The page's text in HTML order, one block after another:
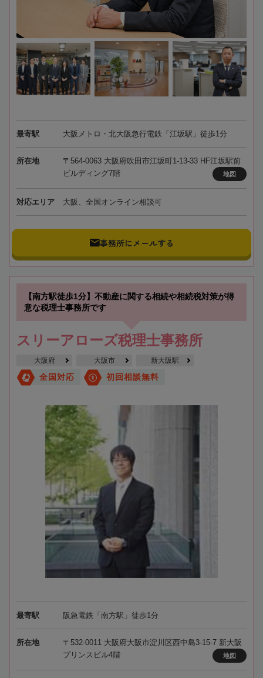
最寄駅 大阪メトロ・北大阪急行電鉄「江坂駅」徒歩1分
所在地
〒564-0063 大阪府吹田市江坂町1-13-33 HF江坂駅前
ビルディング7階
地図
対応エリア 大阪、全国オンライン相談可
事務所にメールする
【南方駅徒歩1分】不動産に関する相続や相続税対策が得
意な税理士事務所です
スリーアローズ税理士事務所
大阪府 大阪市 新大阪駅
全国対応 初回相談無料
最寄駅 阪急電鉄「南方駅」徒歩1分
所在地
〒532-0011 大阪府大阪市淀川区西中島3-15-7 新大阪
プリンスビル4階
地図